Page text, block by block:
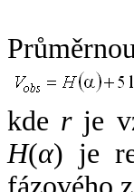
kde rje
H(α) je